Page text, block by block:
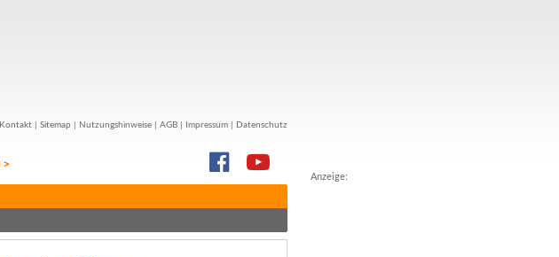
Anzeige:
Kontakt Sitemap Nutzungshinweise AGB Impressum Datenschutz